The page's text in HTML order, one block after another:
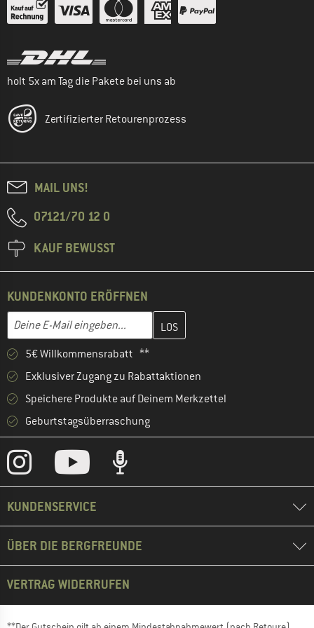
holt 5x am Tag die Pakete bei uns ab
Zertifizierter Retourenprozess
MAIL UNS!
07121/70 12 0
KAUF BEWUSST
KUNDENKONTO ERÖFFNEN
E-Mail-Adresse
Gib hier deine E-Mail-Adresse ein und erstelle im nächsten
5€ Willkommensrabatt **
Exklusiver Zugang zu Rabattaktionen
Speichere Produkte auf Deinem Merkzettel
Geburtstagsüberraschung
KUNDENSERVICE
ÜBER DIE BERGFREUNDE
VERTRAG WIDERRUFEN